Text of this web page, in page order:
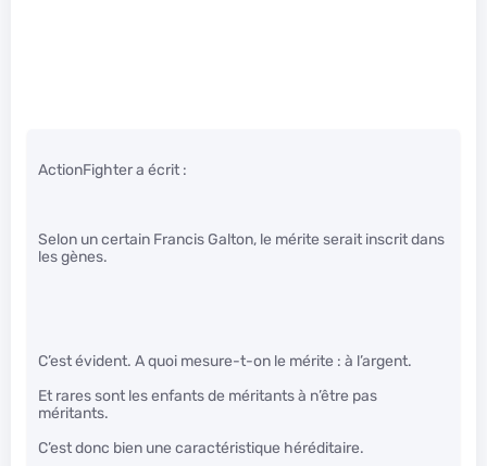
ActionFighter a écrit :
Selon un certain Francis Galton, le mérite serait inscrit dans
les gènes.
C’est évident. A quoi mesure-t-on le mérite : à l’argent.
Et rares sont les enfants de méritants à n’être pas
méritants.
C’est donc bien une caractéristique héréditaire.